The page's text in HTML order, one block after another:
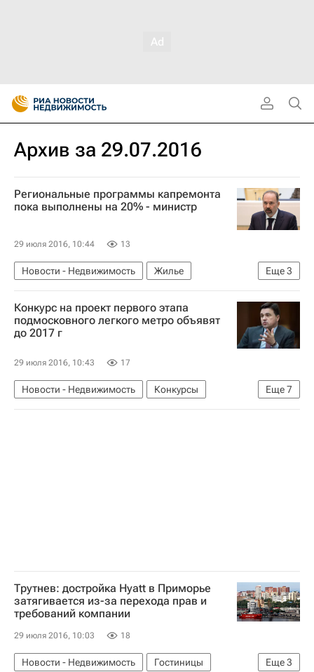
Архив за 29.07.2016
Региональные программы капремонта
пока выполнены на 20% - министр
29 июля 2016, 10:44 13
Еще3
Новости - Недвижимость
Жилье
Капремонт
Михаил Мень Россия
Конкурс на проект первого этапа
подмосковного легкого метро объявят
до 2017 г
29 июля 2016, 10:43 17
Еще7
Новости - Недвижимость
Конкурсы
Транспорт
Инфраструктура
Трутнев: достройка Hyatt в Приморье
затягивается из-за перехода прав и
требований компании
29 июля 2016, 10:03 18
Еще3
Новости - Недвижимость
Гостиницы